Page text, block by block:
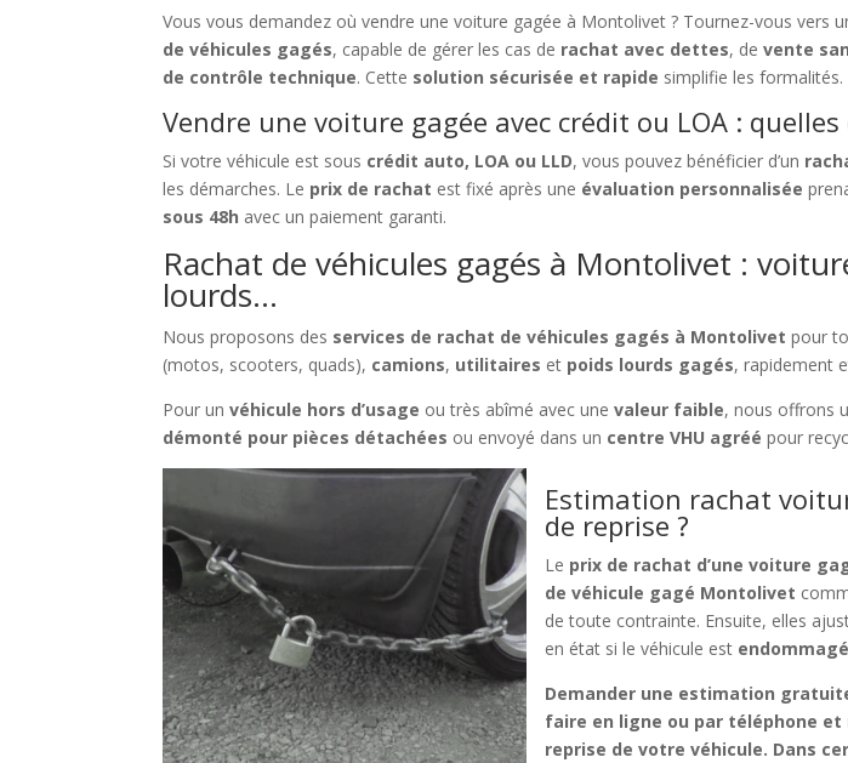
Vous vous demandez où vendre une voiture gagée à Montolivet ? Tournez-vous vers
de véhicules gagés, capable de gérer les cas de rachat avec dettes, devente
de contrôle technique. Cette solution sécurisée et rapide simplifie les formalités.
Vendre une voiture gagée avec crédit ou LOA :
Si votre véhicule est sous crédit auto, LOA ou LLD, vous pouvez bénéficier d’un
les démarches. Le prix de rachat est fixé après une évaluation personnalisée
sous 48h avec un paiement garanti.
Rachat de véhicules gagés à Montolivet :
lourds…
Nous proposons des services de rachat de véhicules gagés à Montolivet pour
(motos, scooters, quads), camions, utilitaires et poids lourds gagés, rapidement
Pour unvéhicule hors d’usage ou très abîmé avec unevaleur faible, nous offrons
démonté pour pièces détachées ou envoyé dans un centre VHU agréé pour
Estimation rachat
de reprise ?
Le prix de rachat d’une voiture
de véhicule gagé Montolivet
de toute contrainte. Ensuite, elles
en état si le véhicule est endommagé
Demander une estimation
faire en ligne ou par téléphone et
reprise de votre véhicule. Dans